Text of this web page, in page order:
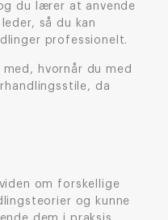
du lærer at anvende
så du kan
professionelt.
hvornår du med
da
om forskellige
og kunne